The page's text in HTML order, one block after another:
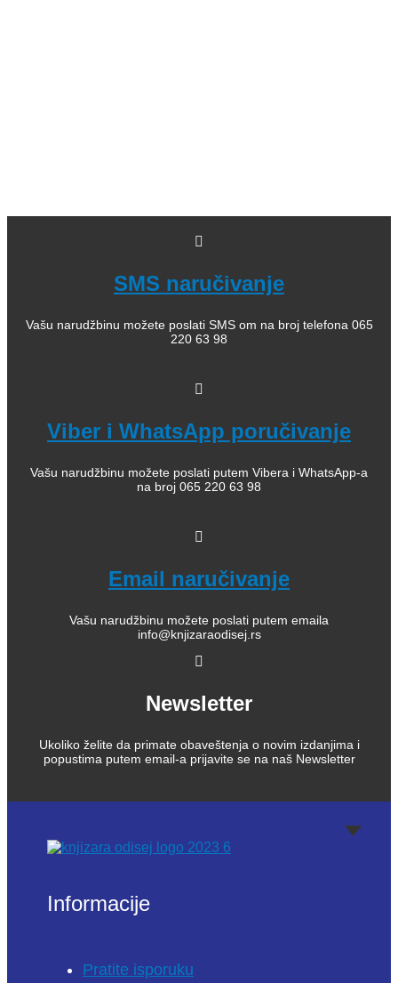
SMS naručivanje
Vašu narudžbinu možete poslati SMS om na broj telefona 065
220 63 98
Viber i WhatsApp poručivanje
Vašu narudžbinu možete poslati putem Vibera i WhatsApp-a
na broj 065 220 63 98
Email naručivanje
Vašu narudžbinu možete poslati putem emaila
info@knjizaraodisej.rs
Newsletter
Ukoliko želite da primate obaveštenja o novim izdanjima i
popustima putem email-a prijavite se na naš Newsletter
Informacije
Pratite isporuku